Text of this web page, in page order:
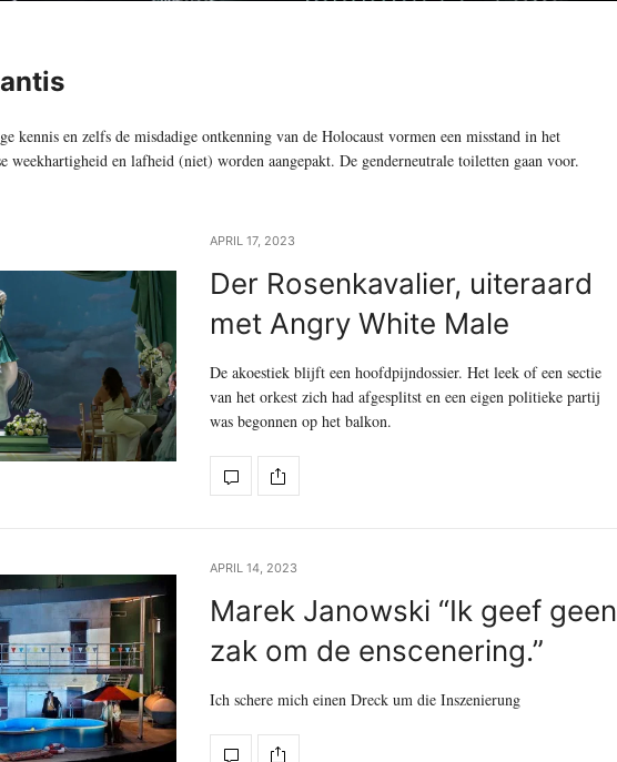
kennis en zelfs de misdadige ontkenning van de Holocaust vormen een misstand in het
weekhartigheid en lafheid (niet) worden aangepakt. De genderneutrale toiletten gaan voor.
APRIL 17, 2023
Der Rosenkavalier, uiteraard
met Angry White Male
De akoestiek blijft een hoofdpijndossier. Het leek of een sectie
van het orkest zich had afgesplitst en een eigen politieke partij
was begonnen op het balkon.
APRIL 14, 2023
Marek Janowski “Ik geef geen
zak om de enscenering.”
Ich schere mich einen Dreck um die Inszenierung